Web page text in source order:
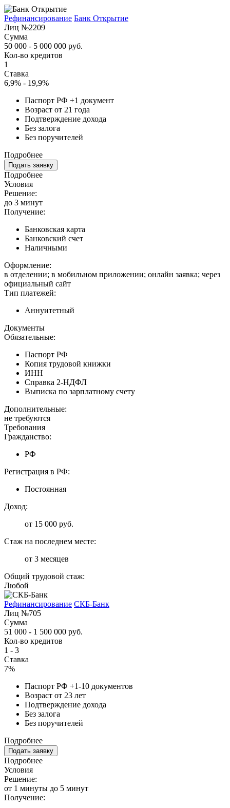
Рефинансирование Банк Открытие
Лиц №2209
Сумма
50 000 - 5 000 000 руб.
Кол-во кредитов
1
Ставка
6,9% - 19,9%
Паспорт РФ +1 документ
Возраст от 21 года
Подтверждение дохода
Без залога
Без поручителей
Подробнее
Подать заявку
Подробнее
Условия
Решение:
до 3 минут
Получение:
Банковская карта
Банковский счет
Наличными
Оформление:
в отделении; в мобильном приложении; онлайн заявка; через
официальный сайт
Тип платежей:
Аннуитетный
Документы
Обязательные:
Паспорт РФ
Копия трудовой книжки
ИНН
Справка 2-НДФЛ
Выписка по зарплатному счету
Дополнительные:
не требуются
Требования
Гражданство:
РФ
Регистрация в РФ:
Постоянная
Доход:
от 15 000 руб.
Стаж на последнем месте:
от 3 месяцев
Общий трудовой стаж:
Любой
Рефинансирование СКБ-Банк
Лиц №705
Сумма
51 000 - 1 500 000 руб.
Кол-во кредитов
1 - 3
Ставка
7%
Паспорт РФ +1-10 документов
Возраст от 23 лет
Подтверждение дохода
Без залога
Без поручителей
Подробнее
Подать заявку
Подробнее
Условия
Решение:
от 1 минуты до 5 минут
Получение: